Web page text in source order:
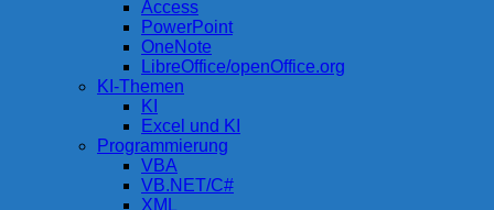
Access
PowerPoint
OneNote
LibreOffice/openOffice.org
KI-Themen
KI
Excel und KI
Programmierung
VBA
VB.NET/C#
XML